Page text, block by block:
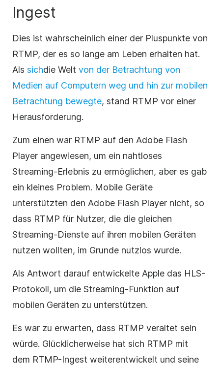
Ingest
Dies ist wahrscheinlich einer der Pluspunkte von
RTMP, der es so lange am Leben erhalten hat.
Als sichdie Welt von der Betrachtung von
Medien auf Computern weg und hin zur mobilen
Betrachtung bewegte, stand RTMP vor einer
Herausforderung.
Zum einen war RTMP auf den Adobe Flash
Player angewiesen, um ein nahtloses
Streaming-Erlebnis zu ermöglichen, aber es gab
ein kleines Problem. Mobile Geräte
unterstützten den Adobe Flash Player nicht, so
dass RTMP für Nutzer, die die gleichen
Streaming-Dienste auf ihren mobilen Geräten
nutzen wollten, im Grunde nutzlos wurde.
Als Antwort darauf entwickelte Apple das HLS-
Protokoll, um die Streaming-Funktion auf
mobilen Geräten zu unterstützen.
Es war zu erwarten, dass RTMP veraltet sein
würde. Glücklicherweise hat sich RTMP mit
dem RTMP-Ingest weiterentwickelt und seine